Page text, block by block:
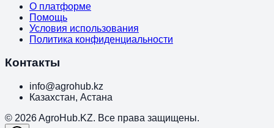
О платформе
Помощь
Условия использования
Политика конфиденциальности
Контакты
info@agrohub.kz
Казахстан, Астана
© 2026 AgroHub.KZ. Все права защищены.